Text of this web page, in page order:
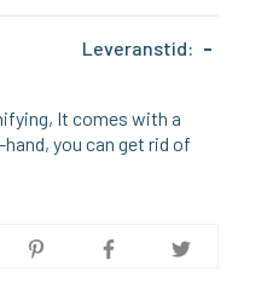
Leveranstid: -
It comes with a
you can get rid of